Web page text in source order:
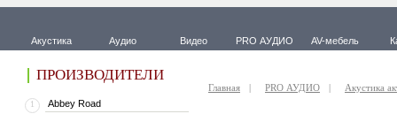
Акустика Аудио Видео PRO АУДИО AV-мебель
ПРОИЗВОДИТЕЛИ
1 Abbey Road
Главная PRO АУДИО Акустика